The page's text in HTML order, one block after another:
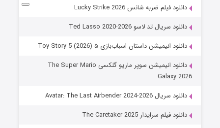
دانلود فیلم ضربه شانس Lucky Strike 2026
دانلود سریال تد لاسو Ted Lasso 2020-2026
دانلود انیمیشن داستان اسباب‌بازی ۵ Toy Story 5 (2026)
دانلود انیمیشن سوپر ماریو گلکسی The Super Mario
Galaxy 2026
دانلود سریال Avatar: The Last Airbender 2024-2026
دانلود فیلم سرایدار The Caretaker 2025